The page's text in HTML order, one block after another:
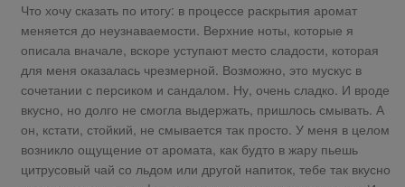
Что хочу сказать по итогу: в процессе раскрытия аромат
меняется до неузнаваемости. Верхние ноты, которые я
описала вначале, вскоре уступают место сладости, которая
для меня оказалась чрезмерной. Возможно, это мускус в
сочетании с персиком и сандалом. Ну, очень сладко. И вроде
вкусно, но долго не смогла выдержать, пришлось смывать. А
он, кстати, стойкий, не смывается так просто. У меня в целом
возникло ощущение от аромата, как будто в жару пьешь
цитрусовый чай со льдом или другой напиток, тебе так вкусно